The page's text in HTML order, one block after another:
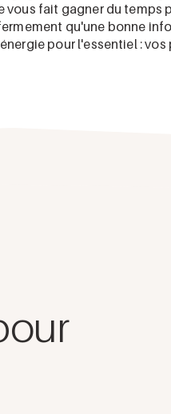
vous fait gagner du temps
qu'une bonne
pour l'essentiel : vos